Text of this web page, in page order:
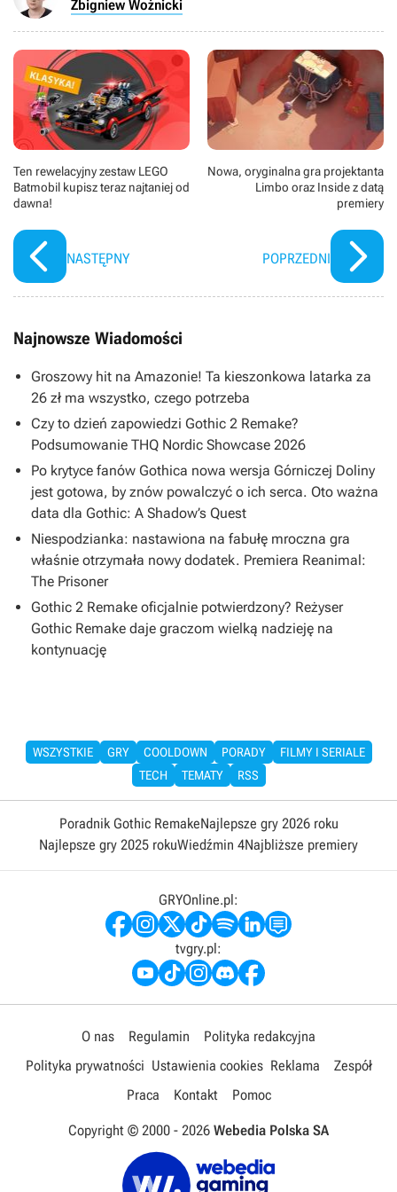
Zbigniew Woźnicki
Ten rewelacyjny zestaw LEGO
Batmobil kupisz teraz najtaniej od
dawna!
NASTĘPNY
Nowa, oryginalna gra projektanta
Limbo oraz Inside z datą
premiery
POPRZEDNI
Najnowsze Wiadomości
Groszowy hit na Amazonie! Ta kieszonkowa latarka za
26 zł ma wszystko, czego potrzeba
Czy to dzień zapowiedzi Gothic 2 Remake?
Podsumowanie THQ Nordic Showcase 2026
Po krytyce fanów Gothica nowa wersja Górniczej Doliny
jest gotowa, by znów powalczyć o ich serca. Oto ważna
data dla Gothic: A Shadow’s Quest
Niespodzianka: nastawiona na fabułę mroczna gra
właśnie otrzymała nowy dodatek. Premiera Reanimal:
The Prisoner
Gothic 2 Remake oficjalnie potwierdzony? Reżyser
Gothic Remake daje graczom wielką nadzieję na
kontynuację
WSZYSTKIE GRY COOLDOWN PORADY
FILMY I SERIALE
TECH
TEMATY RSS
Poradnik Gothic RemakeNajlepsze gry 2026 roku
Najlepsze gry 2025 rokuWiedźmin 4Najbliższe premiery
GRYOnline.pl:
tvgry.pl:
O nas Regulamin
Polityka redakcyjna
Polityka prywatności Ustawienia cookies Reklama
Zespół
Praca
Kontakt Pomoc
Copyright © 2000 - 2026 Webedia Polska SA